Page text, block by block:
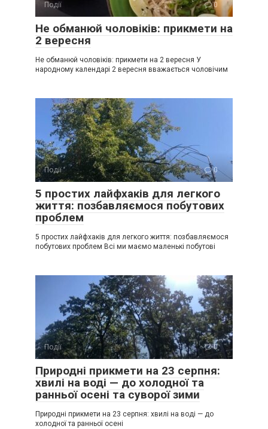
Події 0
Не обманюй чоловіків: прикмети на
2 вересня
Не обманюй чоловіків: прикмети на 2 вересня У
народному календарі 2 вересня вважається чоловічим
Події 0
5 простих лайфхаків для легкого
життя: позбавляємося побутових
проблем
5 простих лайфхаків для легкого життя: позбавляємося
побутових проблем Всі ми маємо маленькі побутові
Події 0
Природні прикмети на 23 серпня:
хвилі на воді — до холодної та
ранньої осені та суворої зими
Природні прикмети на 23 серпня: хвилі на воді — до
холодної та ранньої осені